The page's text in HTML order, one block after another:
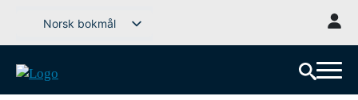
Norsk bokmål
Svenska
English (UK)